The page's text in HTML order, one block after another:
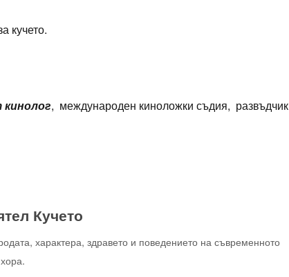
кучето.
, международен киноложки съдия, развъдчик
Кучето
характера, здравето и поведението на съвременното